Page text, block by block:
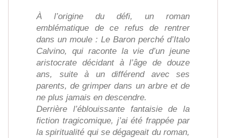
À l’origine du défi, un roman
emblématique de ce refus de rentrer
dans un moule : Le Baron perché d’Italo
Calvino, qui raconte la vie d’un jeune
aristocrate décidant à l’âge de douze
ans, suite à un différend avec ses
parents, de grimper dans un arbre et de
ne plus jamais en descendre.
Derrière l’éblouissante fantaisie de la
fiction tragicomique, j’ai été frappée par
la spiritualité qui se dégageait du roman,